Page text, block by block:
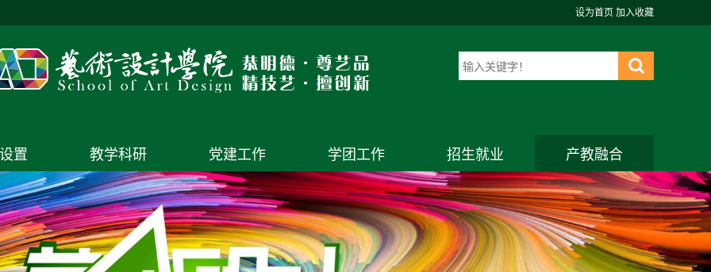
设为首页 加入收藏
置 教学科研 党建工作 学团工作 招生就业 产教融合